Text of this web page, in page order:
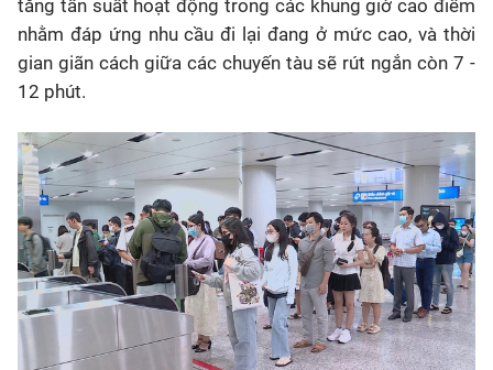
tăng tần suất hoạt động trong các khung giờ cao điểm
nhằm đáp ứng nhu cầu đi lại đang ở mức cao, và thời
gian giãn cách giữa các chuyến tàu sẽ rút ngắn còn 7 -
12 phút.